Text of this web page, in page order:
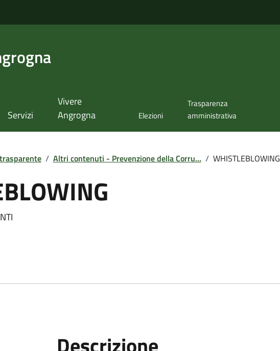
Servizi
Vivere
Angrogna
Elezioni
Trasparenza
amministrativa
/ Altri contenuti - Prevenzione della Corru... / WHISTLEBLOWING